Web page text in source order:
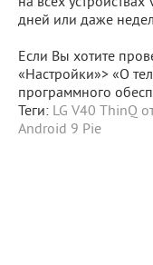
дней или даже
Если Вы хотите
«Настройки»> «О
программного
Теги: LG V40 ThinQ
Android 9 Pie